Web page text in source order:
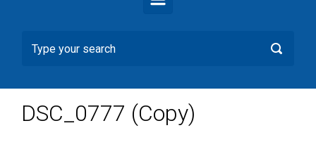
DSC_0777 (Copy)